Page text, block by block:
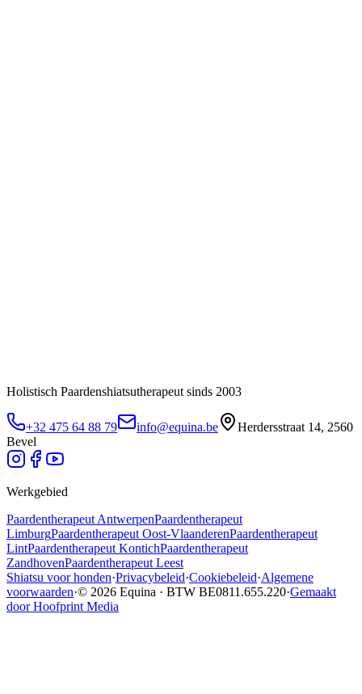
Holistisch Paardenshiatsutherapeut sinds 2003
+32 475 64 88 79 info@equina.be
Herdersstraat 14, 2560
Bevel
Werkgebied
Paardentherapeut AntwerpenPaardentherapeut
LimburgPaardentherapeut Oost-VlaanderenPaardentherapeut
LintPaardentherapeut KontichPaardentherapeut
ZandhovenPaardentherapeut Leest
Shiatsu voor honden·Privacybeleid·Cookiebeleid·Algemene
voorwaarden·© 2026 Equina · BTW BE0811.655.220·Gemaakt
door Hoofprint Media